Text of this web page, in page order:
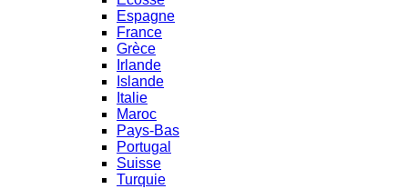
Espagne
France
Grèce
Irlande
Islande
Italie
Maroc
Pays-Bas
Portugal
Suisse
Turquie